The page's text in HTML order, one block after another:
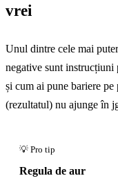
vrei
Unul dintre cele mai
negative sunt instrucțiuni
și cum ai pune bariere
(rezultatul) nu ajunge în
Regula de aur